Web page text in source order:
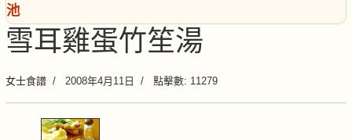
池
雪耳雞蛋竹笙湯
女士食譜 2008年4月11日 點擊數: 11279